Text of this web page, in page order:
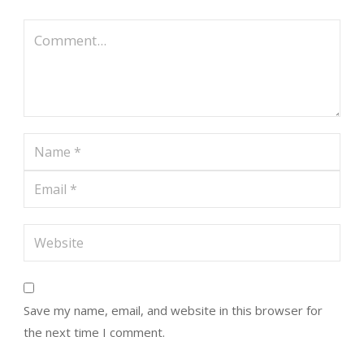
Save my name, email, and website in this browser for
the next time I comment.